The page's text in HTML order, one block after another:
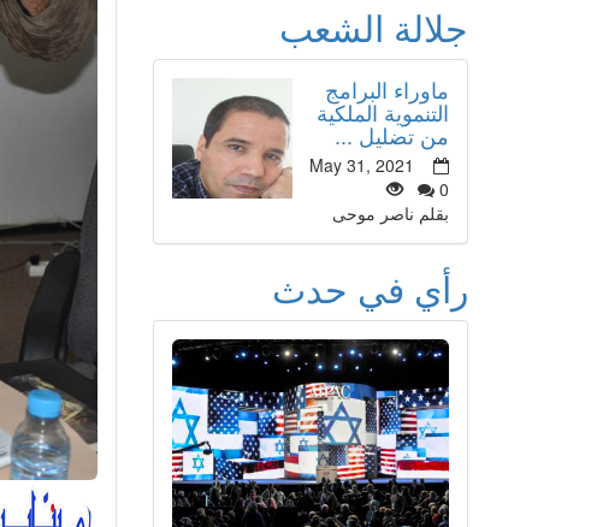
جلالة الشعب
ماوراء البرامج
التنموية الملكية
من تضليل ...
May 31, 2021
0
بقلم ناصر موحى
رأي في حدث